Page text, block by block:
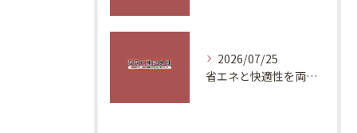
2026/07/25
省エネと快適性を両立する夏の対策